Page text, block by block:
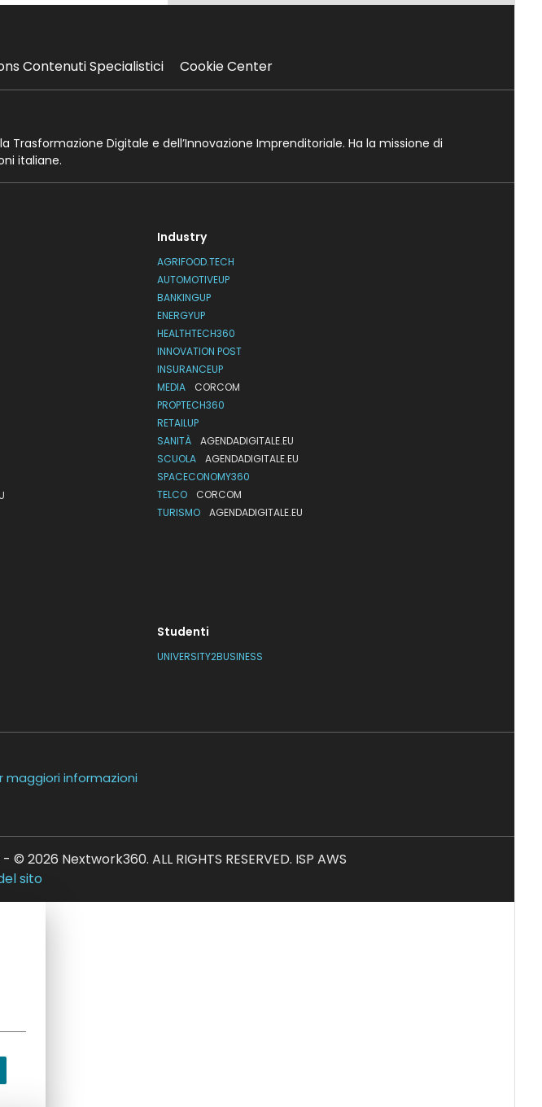
Contenuti Specialistici Cookie Center
Digitale e dell’Innovazione Imprenditoriale. Ha la missione di
italiane.
Industry
AGRIFOOD.TECH
AUTOMOTIVEUP
BANKINGUP
ENERGYUP
HEALTHTECH360
INNOVATION POST
INSURANCEUP
MEDIA
CORCOM
PROPTECH360
RETAILUP
SANITÀ
AGENDADIGITALE.EU
SCUOLA
AGENDADIGITALE.EU
SPACECONOMY360
TELCO
CORCOM
TURISMO
AGENDADIGITALE.EU
Studenti
UNIVERSITY2BUSINESS
informazioni
Nextwork360. ALL RIGHTS RESERVED. ISP AWS
sito